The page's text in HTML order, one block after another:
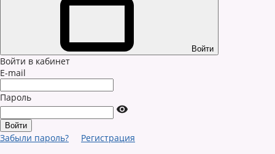
Войти
Войти в кабинет
E-mail
Пароль
Забыли пароль? Регистрация